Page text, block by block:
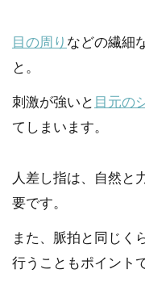
目の周り などの繊細
と。
刺激が強いと 目元の
てしまいます。
人差し指は、自然と
要です。
また、脈拍と同じく
行うこともポイント